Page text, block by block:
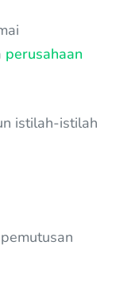
perusahaan
istilah-istilah